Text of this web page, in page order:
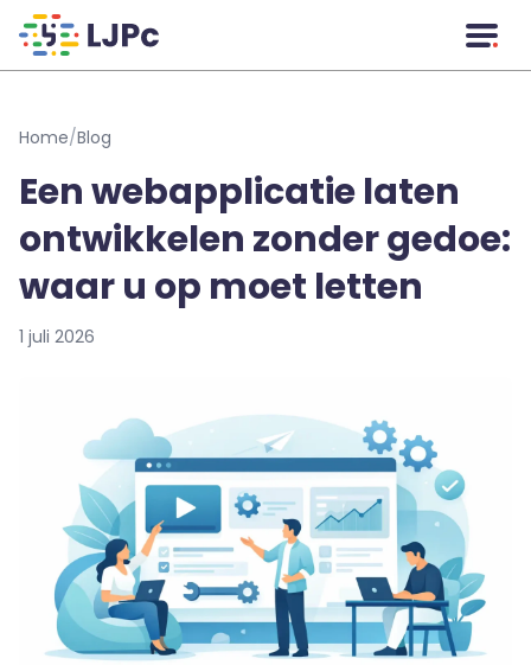
Home/Blog
Een webapplicatie laten
ontwikkelen zonder gedoe:
waar u op moet letten
1 juli 2026